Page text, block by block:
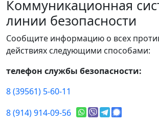
Коммуникационная
линии безопасности
Сообщите информацию о всех
действиях следующими способами:
телефон службы безопасности:
8 (39561) 5-60-11
8 (914) 914-09-56